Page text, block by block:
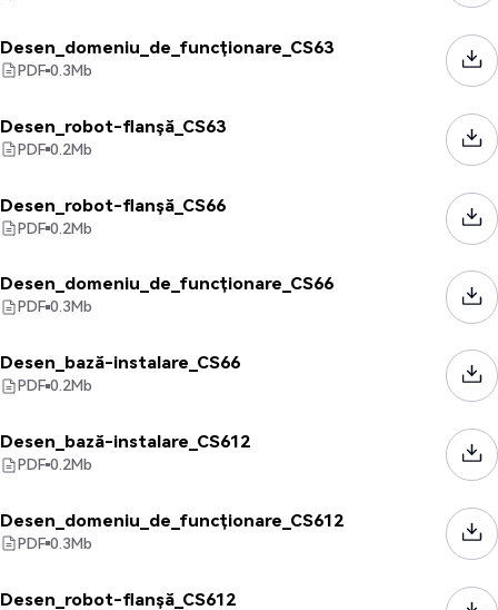
Desen_domeniu_de_funcționare_CS63
PDF 0.3Mb
Desen_robot-flanșă_CS63
PDF 0.2Mb
Desen_robot-flanșă_CS66
PDF 0.2Mb
Desen_domeniu_de_funcționare_CS66
PDF 0.3Mb
Desen_bază-instalare_CS66
PDF 0.2Mb
Desen_bază-instalare_CS612
PDF 0.2Mb
Desen_domeniu_de_funcționare_CS612
PDF 0.3Mb
Desen_robot-flanșă_CS612